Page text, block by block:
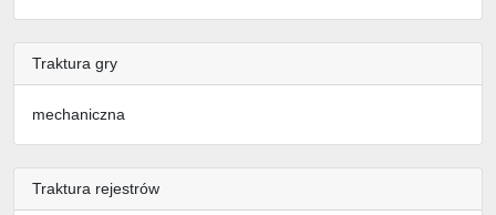
Traktura gry
mechaniczna
Traktura rejestrów